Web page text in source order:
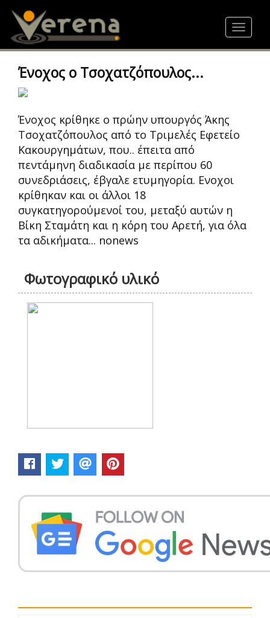
content
Toggle
Ένοχος ο Τσοχατζόπουλος...
Ένοχος κρίθηκε ο πρώην υπουργός Άκης
Τσοχατζόπουλος από το Τριμελές Εφετείο
Κακουργημάτων, που.. έπειτα από
πεντάμηνη διαδικασία με περίπου 60
συνεδριάσεις, έβγαλε ετυμηγορία. Eνοχοι
κρίθηκαν και οι άλλοι 18
συγκατηγορούμενοί του, μεταξύ αυτών η
Βίκη Σταμάτη και η κόρη του Αρετή, για όλα
τα αδικήματα... nonews
Φωτογραφικό υλικό